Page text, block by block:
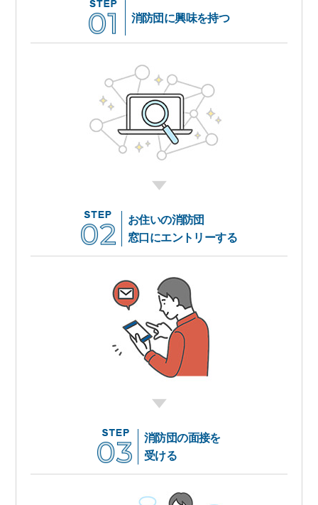
消防団に興味を持つ
お住いの消防団
窓口にエントリーする
消防団の面接を
受ける